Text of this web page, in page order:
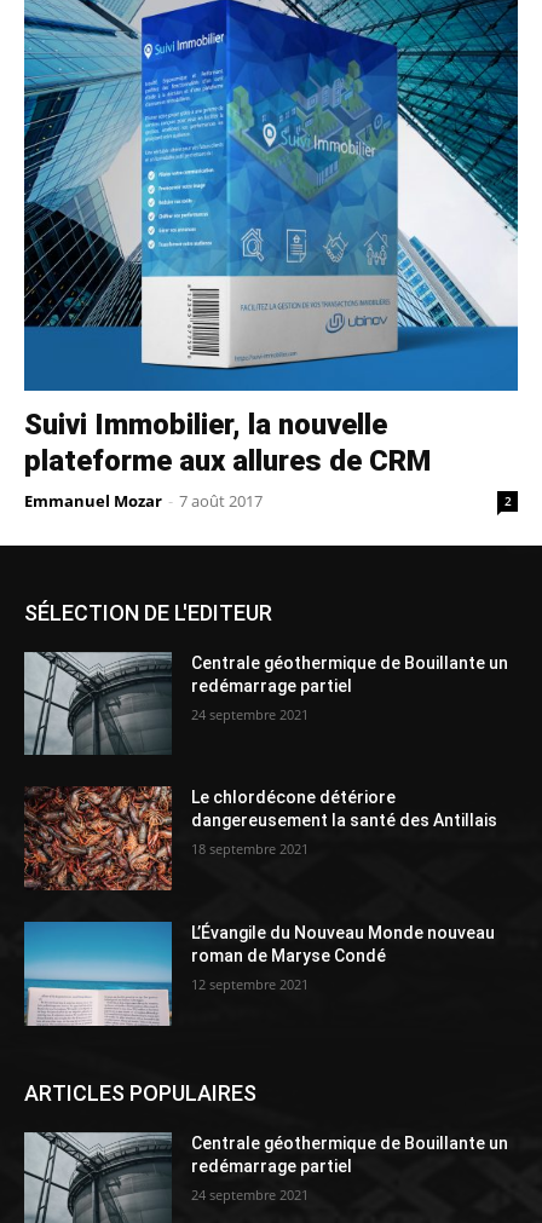
Suivi Immobilier, la nouvelle
plateforme aux allures de CRM
Emmanuel Mozar - 7 août 2017 2
SÉLECTION DE L'EDITEUR
Centrale géothermique de Bouillante un
redémarrage partiel
24 septembre 2021
Le chlordécone détériore
dangereusement la santé des Antillais
18 septembre 2021
L’Évangile du Nouveau Monde nouveau
roman de Maryse Condé
12 septembre 2021
ARTICLES POPULAIRES
Centrale géothermique de Bouillante un
redémarrage partiel
24 septembre 2021